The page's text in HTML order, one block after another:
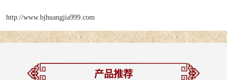
http://www.bjhuangjia999.com
产品推荐